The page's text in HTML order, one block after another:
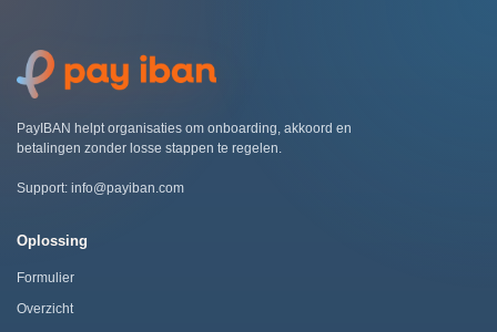
PayIBAN helpt organisaties om onboarding, akkoord en
betalingen zonder losse stappen te regelen.
Support: info@payiban.com
Oplossing
Formulier
Overzicht